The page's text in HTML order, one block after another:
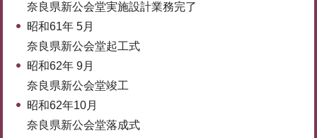
奈良県新公会堂実施設計業務完了
昭和61年 5月
奈良県新公会堂起工式
昭和62年 9月
奈良県新公会堂竣工
昭和62年10月
奈良県新公会堂落成式